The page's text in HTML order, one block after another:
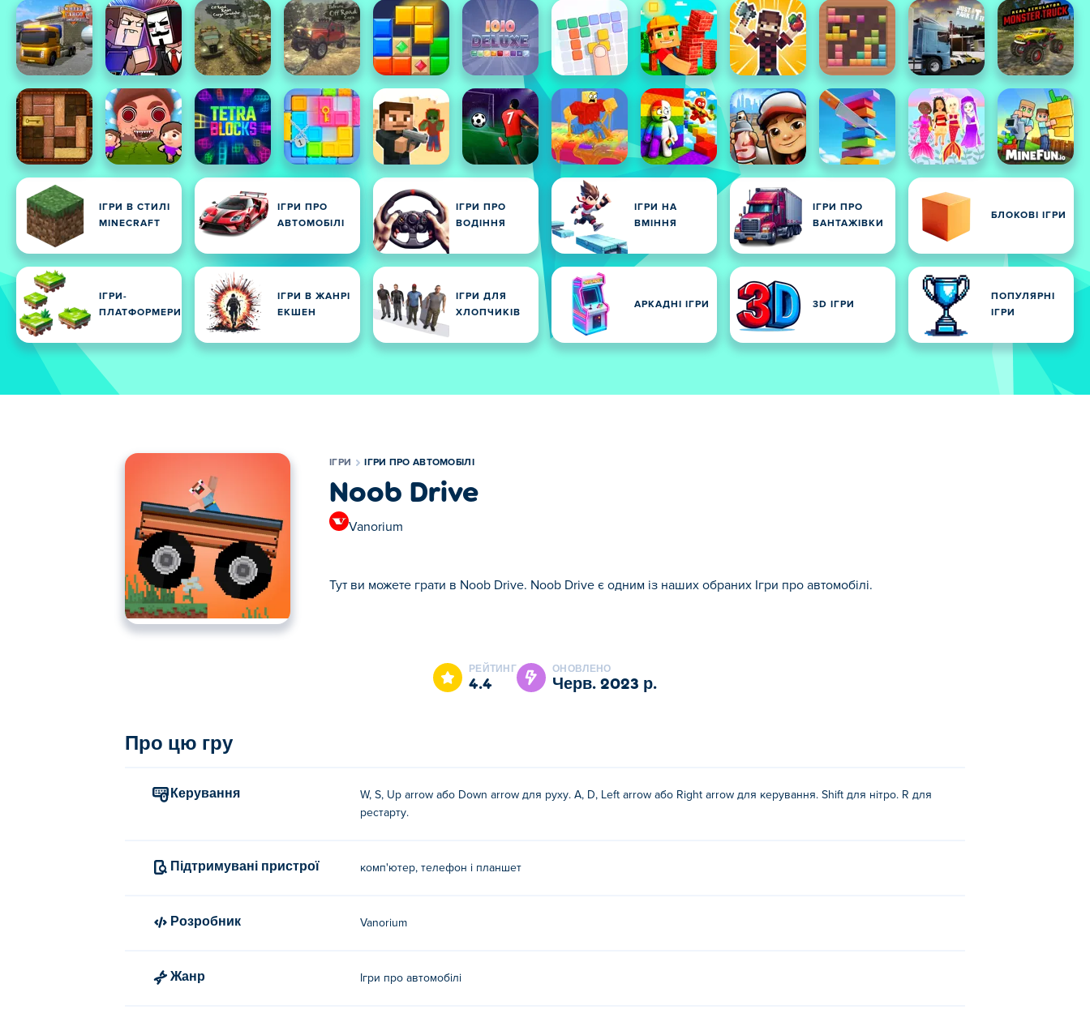
ІГРИ В СТИЛІ
MINECRAFT
ІГРИ ПРО
АВТОМОБІЛІ
ІГРИ ПРО
ВОДІННЯ
ІГРИ НА
ВМІННЯ
ІГРИ ПРО
ВАНТАЖІВКИ
БЛОКОВІ ІГРИ
ІГРИ-
ПЛАТФОРМЕРИ
ІГРИ В ЖАНРІ
ЕКШЕН
ІГРИ ДЛЯ
ХЛОПЧИКІВ
АРКАДНІ ІГРИ 3D ІГРИ
ПОПУЛЯРНІ
ІГРИ
ІГРИ ІГРИ ПРО АВТОМОБІЛІ
Noob Drive
Vanorium
Тут ви можете грати в Noob Drive. Noob Drive є одним із наших обраних Ігри про автомобілі.
Тут ви можете грати в Noob Drive. Noob Drive є одним із наших обраних Ігри про автомобілі.
РЕЙТИНГ
4.4
ОНОВЛЕНО
черв. 2023 р.
Про цю гру
Керування
W, S, Up arrow або Down arrow для руху. A, D, Left arrow або Right arrow для керування. Shift для нітро. R для
рестарту.
Підтримувані пристрої комп'ютер, телефон і планшет
Розробник Vanorium
Жанр Ігри про автомобілі